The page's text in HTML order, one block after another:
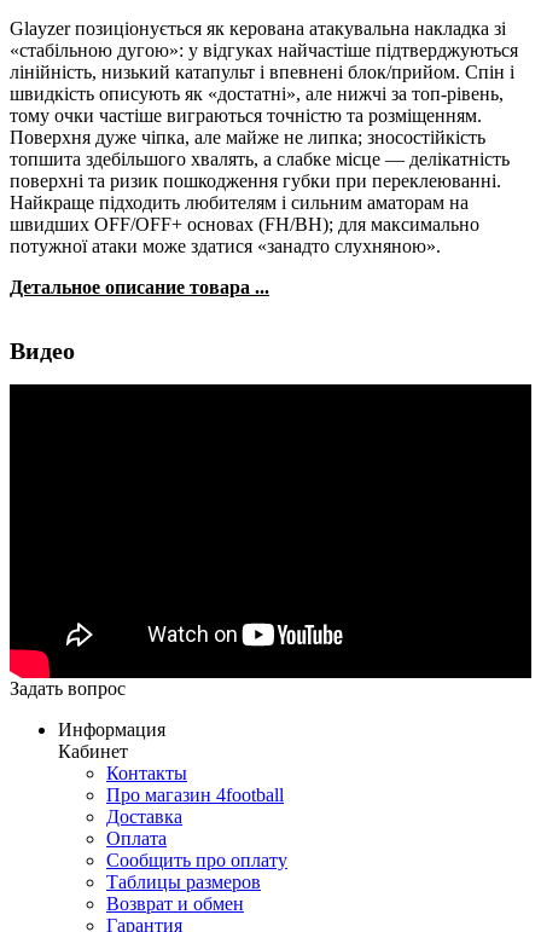
Glayzer позиціонується як керована атакувальна накладка зі
«стабільною дугою»: у відгуках найчастіше підтверджуються
лінійність, низький катапульт і впевнені блок/прийом. Спін і
швидкість описують як «достатні», але нижчі за топ‑рівень,
тому очки частіше виграються точністю та розміщенням.
Поверхня дуже чіпка, але майже не липка; зносостійкість
топшита здебільшого хвалять, а слабке місце — делікатність
поверхні та ризик пошкодження губки при переклеюванні.
Найкраще підходить любителям і сильним аматорам на
швидших OFF/OFF+ основах (FH/BH); для максимально
потужної атаки може здатися «занадто слухняною».
Детальное описание товара ...
Видео
Задать вопрос
Информация
Кабинет
Контакты
Про магазин 4football
Доставка
Оплата
Сообщить про оплату
Таблицы размеров
Возврат и обмен
Гарантия